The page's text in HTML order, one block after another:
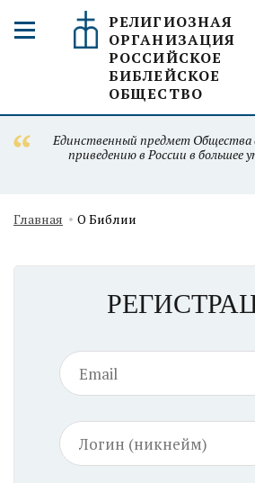
РЕЛИГИОЗНАЯ
ОРГАНИЗАЦИЯ
РОССИЙСКОЕ
БИБЛЕЙСКОЕ
ОБЩЕСТВО
Единственный предмет Общества
приведению в России в большее
Главная О Библии